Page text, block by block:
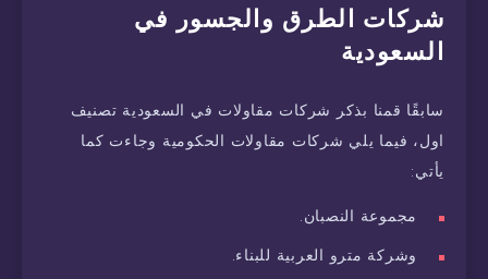
شركات الطرق والجسور في
السعودية
سابقًا قمنا بذكر شركات مقاولات في السعودية تصنيف
اول، فيما يلي شركات مقاولات الحكومية وجاءت كما
يأتي:
مجموعة النصبان.
وشركة مترو العربية للبناء.